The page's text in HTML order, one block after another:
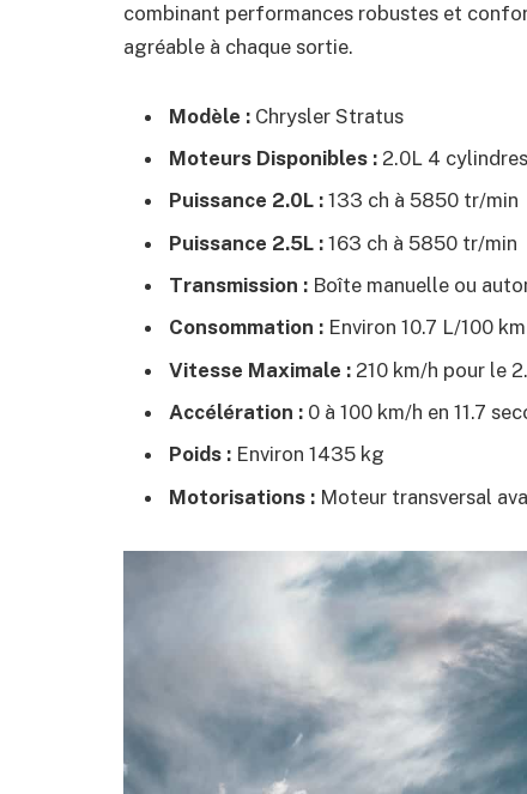
combinant performances robustes et
agréable à chaque sortie.
Modèle : Chrysler Stratus
Moteurs Disponibles : 2.0L 4
Puissance 2.0L : 133 ch à 5850 tr/min
Puissance 2.5L : 163 ch à 5850 tr/min
Transmission : Boîte manuelle ou
Consommation : Environ 10.7 L/100
Vitesse Maximale : 210 km/h pour le
Accélération : 0 à 100 km/h en 11.7
Poids : Environ 1435 kg
Motorisations : Moteur transversal